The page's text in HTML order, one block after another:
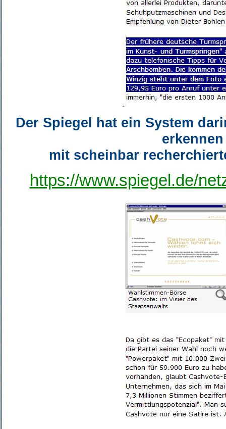
Der Spiegel hat ein System
mit scheinbar
https://www.spiegel.de/